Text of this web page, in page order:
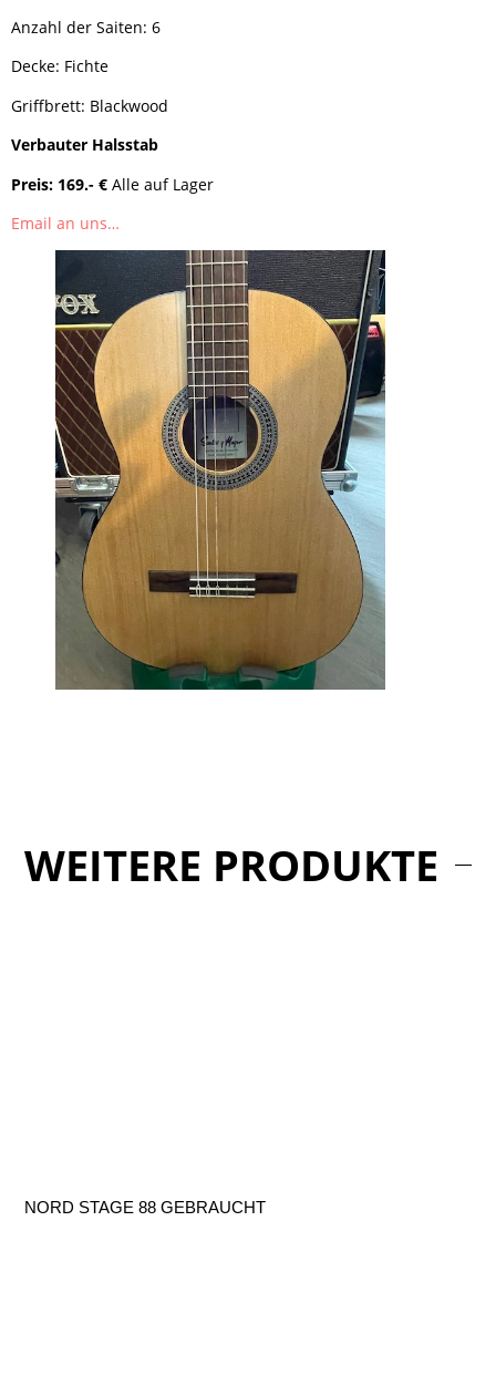
Anzahl der Saiten: 6
Decke: Fichte
Griffbrett: Blackwood
Verbauter Halsstab
Preis: 169.- € Alle auf Lager
Email an uns…
WEITERE PRODUKTE
NORD STAGE 88 GEBRAUCHT